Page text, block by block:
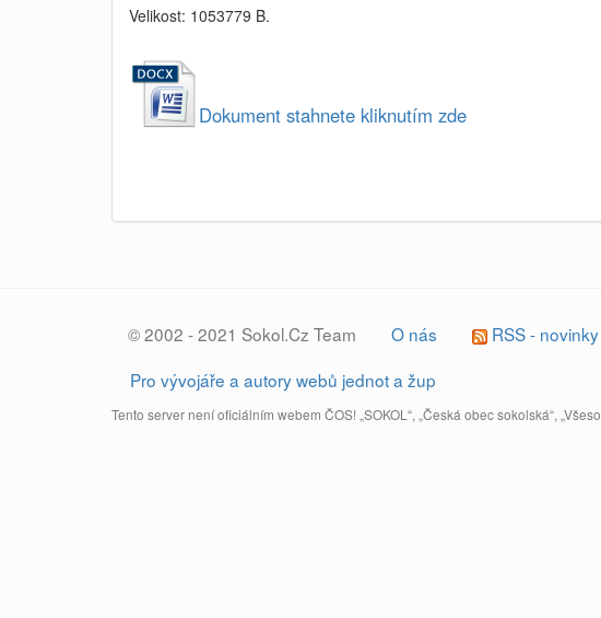
Velikost: 1053779 B.
Dokument stahnete kliknutím zde
© 2002 - 2021 Sokol.Cz Team O nás RSS - novinky
Pro vývojáře a autory webů jednot a žup
Tento server není oficiálním webem ČOS! „SOKOL“, „Česká obec sokolská“,